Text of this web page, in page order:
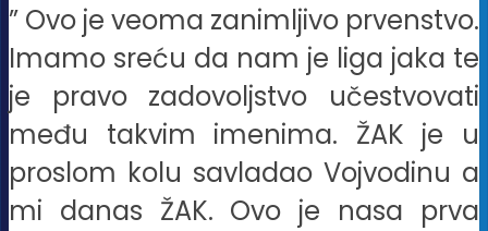
” Ovo je veoma zanimljivo prvenstvo.
Imamo sreću da nam je liga jaka te
je pravo zadovoljstvo učestvovati
među takvim imenima. ŽAK je u
proslom kolu savladao Vojvodinu a
mi danas ŽAK. Ovo je nasa prva